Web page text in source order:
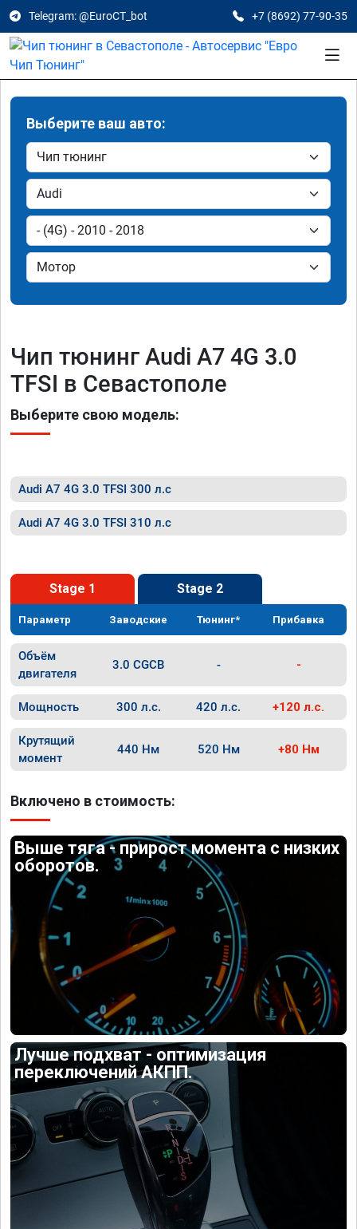
Telegram: @EuroCT_bot +7 (8692) 77-90-35
Выберите ваш авто:
Чип тюнинг Audi A7 4G 3.0
TFSI в Севастополе
Выберите свою модель:
Audi A7 4G 3.0 TFSI 300 л.с
Audi A7 4G 3.0 TFSI 310 л.с
Stage 1 Stage 2
Параметр Заводские Тюнинг* Прибавка
Объём
двигателя
3.0 CGCB - -
Мощность 300 л.с. 420 л.с. +120 л.с.
Крутящий
момент
440 Нм 520 Нм +80 Нм
Включено в стоимость:
Выше тяга - прирост момента с низких
оборотов.
Лучше подхват - оптимизация
переключений АКПП.